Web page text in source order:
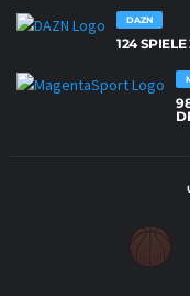
DAZN
124